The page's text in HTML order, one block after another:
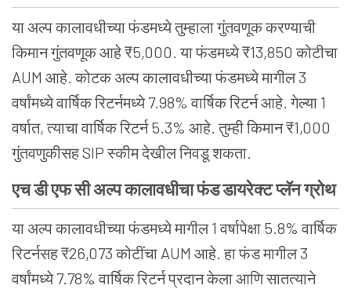
या अल्प कालावधीच्या फंडमध्ये तुम्हाला गुंतवणूक करण्याची
किमान गुंतवणूक आहे ₹5,000. या फंडमध्ये ₹13,850 कोटीचा
AUM आहे. कोटक अल्प कालावधीच्या फंडमध्ये मागील 3
वर्षांमध्ये वार्षिक रिटर्नमध्ये 7.98% वार्षिक रिटर्न आहे. गेल्या 1
वर्षात, त्याचा वार्षिक रिटर्न 5.3% आहे. तुम्ही किमान ₹1,000
गुंतवणुकीसह SIP स्कीम देखील निवडू शकता.
एचडीएफसीअल्पकालावधीचाफंडडायरेक्टप्लॅनग्रोथ
या अल्प कालावधीच्या फंडमध्ये मागील 1 वर्षापेक्षा 5.8% वार्षिक
रिटर्नसह ₹26,073 कोटींचा AUM आहे. हा फंड मागील 3
वर्षांमध्ये 7.78% वार्षिक रिटर्न प्रदान केला आणि सातत्याने